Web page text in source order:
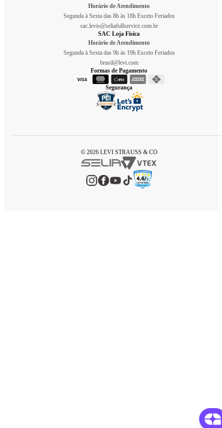
Horário de Atendimento
Segunda à Sexta das 8h às 18h Exceto Feriados
sac.levis@seliafullservice.com.br
SAC Loja Física
Horário de Atendimento
Segunda à Sexta das 9h às 19h Exceto Feriados
brasil@levi.com
Formas de Pagamento
Segurança
© 2026 LEVI STRAUSS & CO